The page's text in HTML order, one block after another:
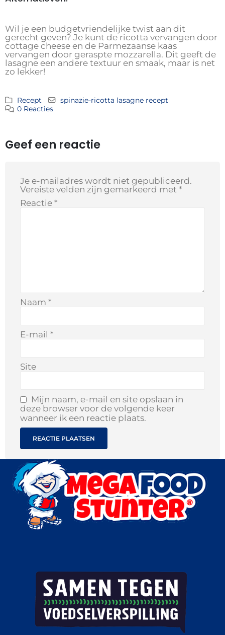
Wil je een budgetvriendelijke twist aan dit
gerecht geven? Je kunt de ricotta vervangen door
cottage cheese en de Parmezaanse kaas
vervangen door geraspte mozzarella. Dit geeft de
lasagne een andere textuur en smaak, maar is net
zo lekker!
Recept
spinazie-ricotta lasagne recept
0 Reacties
Geef een reactie
Je e-mailadres wordt niet gepubliceerd.
Vereiste velden zijn gemarkeerd met *
Reactie *
Naam *
E-mail *
Site
Mijn naam, e-mail en site opslaan in
deze browser voor de volgende keer
wanneer ik een reactie plaats.